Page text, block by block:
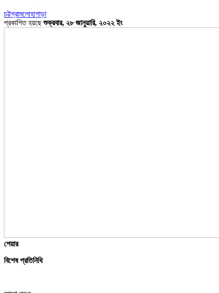
চট্টগ্রামলোহাগাড়া
প্রকাশিত হয়ছেশুক্রবার, ২৮ জানুয়ারি, ২০২২ ইং
শেয়ার
বিশেষ প্রতিনিধি